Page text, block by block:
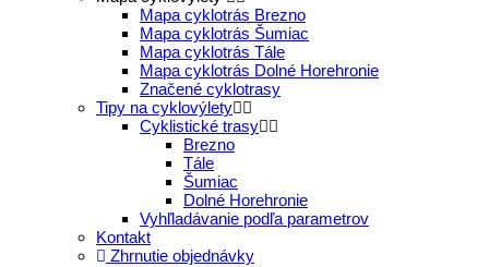
Mapa cyklotrás Brezno
Mapa cyklotrás Šumiac
Mapa cyklotrás Tále
Mapa cyklotrás Dolné Horehronie
Značené cyklotrasy
Tipy na cyklovýlety
Cyklistické trasy
Brezno
Tále
Šumiac
Dolné Horehronie
Vyhľladávanie podľa parametrov
Kontakt
Zhrnutie objednávky